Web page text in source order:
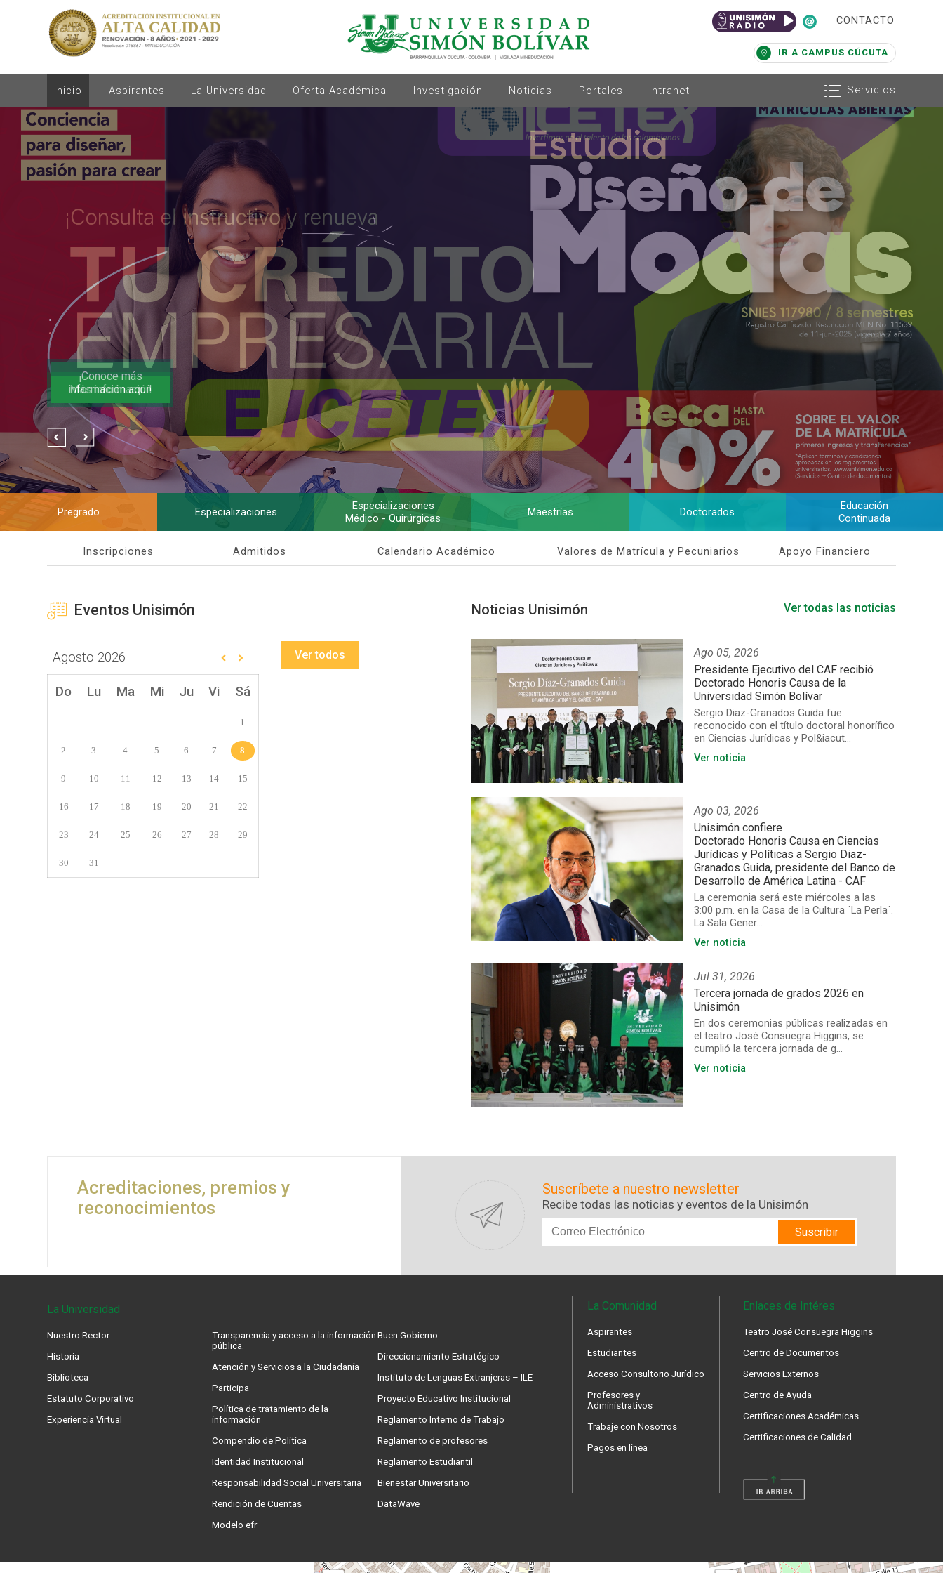
| CONTACTO
IR A CAMPUS CÚCUTA
Inicio Aspirantes La Universidad Oferta Académica Investigación Noticias Portales Intranet Servicios
.
Ver más
.
¡Conoce los términos
de referencia aquí!
.
Inscríbete
.
Más información
.
¡Conoce más
información aquí!
Ver más
Pregrado Especializaciones
Especializaciones
Médico - Quirúrgicas
Maestrías Doctorados
Educación
Continuada
Inscripciones Admitidos Calendario Académico Valores de Matrícula y Pecuniarios Apoyo Financiero
Eventos Unisimón
Agosto 2026
Do Lu Ma Mi Ju Vi Sá
1
2 3 4 5 6 7 8
9 10 11 12 13 14 15
16 17 18 19 20 21 22
23 24 25 26 27 28 29
30 31
Ver todos
Noticias Unisimón Ver todas las noticias
Ago 05, 2026
Presidente Ejecutivo del CAF recibió
Doctorado Honoris Causa de la
Universidad Simón Bolívar
Sergio Diaz-Granados Guida fue
reconocido con el título doctoral honorífico
en Ciencias Jurídicas y Pol&iacut...
Ver noticia
Ago 03, 2026
Unisimón confiere
Doctorado Honoris Causa en Ciencias
Jurídicas y Políticas a Sergio Diaz-
Granados Guida, presidente del Banco de
Desarrollo de América Latina - CAF
La ceremonia será este miércoles a las
3:00 p.m. en la Casa de la Cultura ´La Perla´.
La Sala Gener...
Ver noticia
Jul 31, 2026
Tercera jornada de grados 2026 en
Unisimón
En dos ceremonias públicas realizadas en
el teatro José Consuegra Higgins, se
cumplió la tercera jornada de g...
Ver noticia
Acreditaciones, premios y
reconocimientos
Suscríbete a nuestro newsletter
Recibe todas las noticias y eventos de la Unisimón
Suscribir
La Universidad
Nuestro Rector
Historia
Biblioteca
Estatuto Corporativo
Experiencia Virtual
Transparencia y acceso a la información
pública.
Atención y Servicios a la Ciudadanía
Participa
Política de tratamiento de la
información
Compendio de Política
Identidad Institucional
Responsabilidad Social Universitaria
Rendición de Cuentas
Modelo efr
Buen Gobierno
Direccionamiento Estratégico
Instituto de Lenguas Extranjeras – ILE
Proyecto Educativo Institucional
Reglamento Interno de Trabajo
Reglamento de profesores
Reglamento Estudiantil
Bienestar Universitario
DataWave
La Comunidad
Aspirantes
Estudiantes
Acceso Consultorio Jurídico
Profesores y
Administrativos
Trabaje con Nosotros
Pagos en línea
Enlaces de Intéres
Teatro José Consuegra Higgins
Centro de Documentos
Servicios Externos
Centro de Ayuda
Certificaciones Académicas
Certificaciones de Calidad